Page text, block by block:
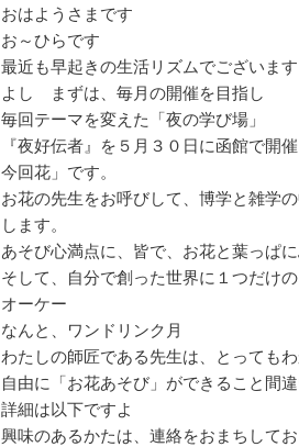
おはようさまです
お～ひらです
最近も早起きの生活リズムでございます
よし まずは、毎月の開催を目指し
毎回テーマを変えた「夜の学び場」
『夜好伝者』を５月３０日に函館で開
今回花」です。
お花の先生をお呼びして、博学と雑学
します。
あそび心満点に、皆で、お花と葉っぱに
そして、自分で創った世界に１つだけ
オーケー
なんと、ワンドリンク月
わたしの師匠である先生は、とっても
自由に「お花あそび」ができること間違
詳細は以下ですよ
興味のあるかたは、連絡をおまちしてお